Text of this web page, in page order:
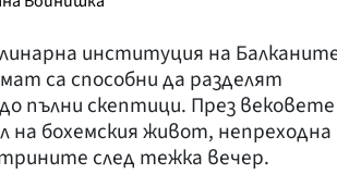
институция на
са способни да разделят
пълни скептици. През вековете
на бохемския живот, непреходна
след тежка вечер.